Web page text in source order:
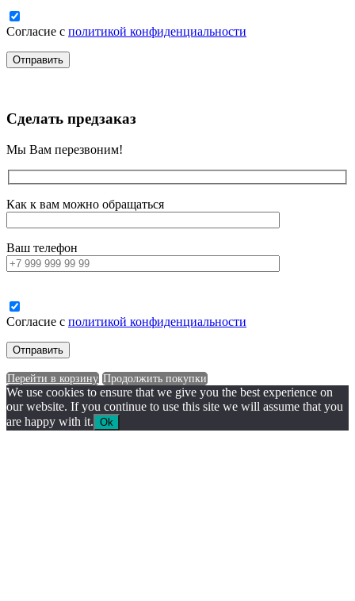
Согласие с политикой конфиденциальности
Сделать предзаказ
Мы Вам перезвоним!
Как к вам можно обращаться
Ваш телефон
Согласие с политикой конфиденциальности
Перейти в корзину Продолжить покупки
We use cookies to ensure that we give you the best experience on
our website. If you continue to use this site we will assume that you
are happy with it. Ok